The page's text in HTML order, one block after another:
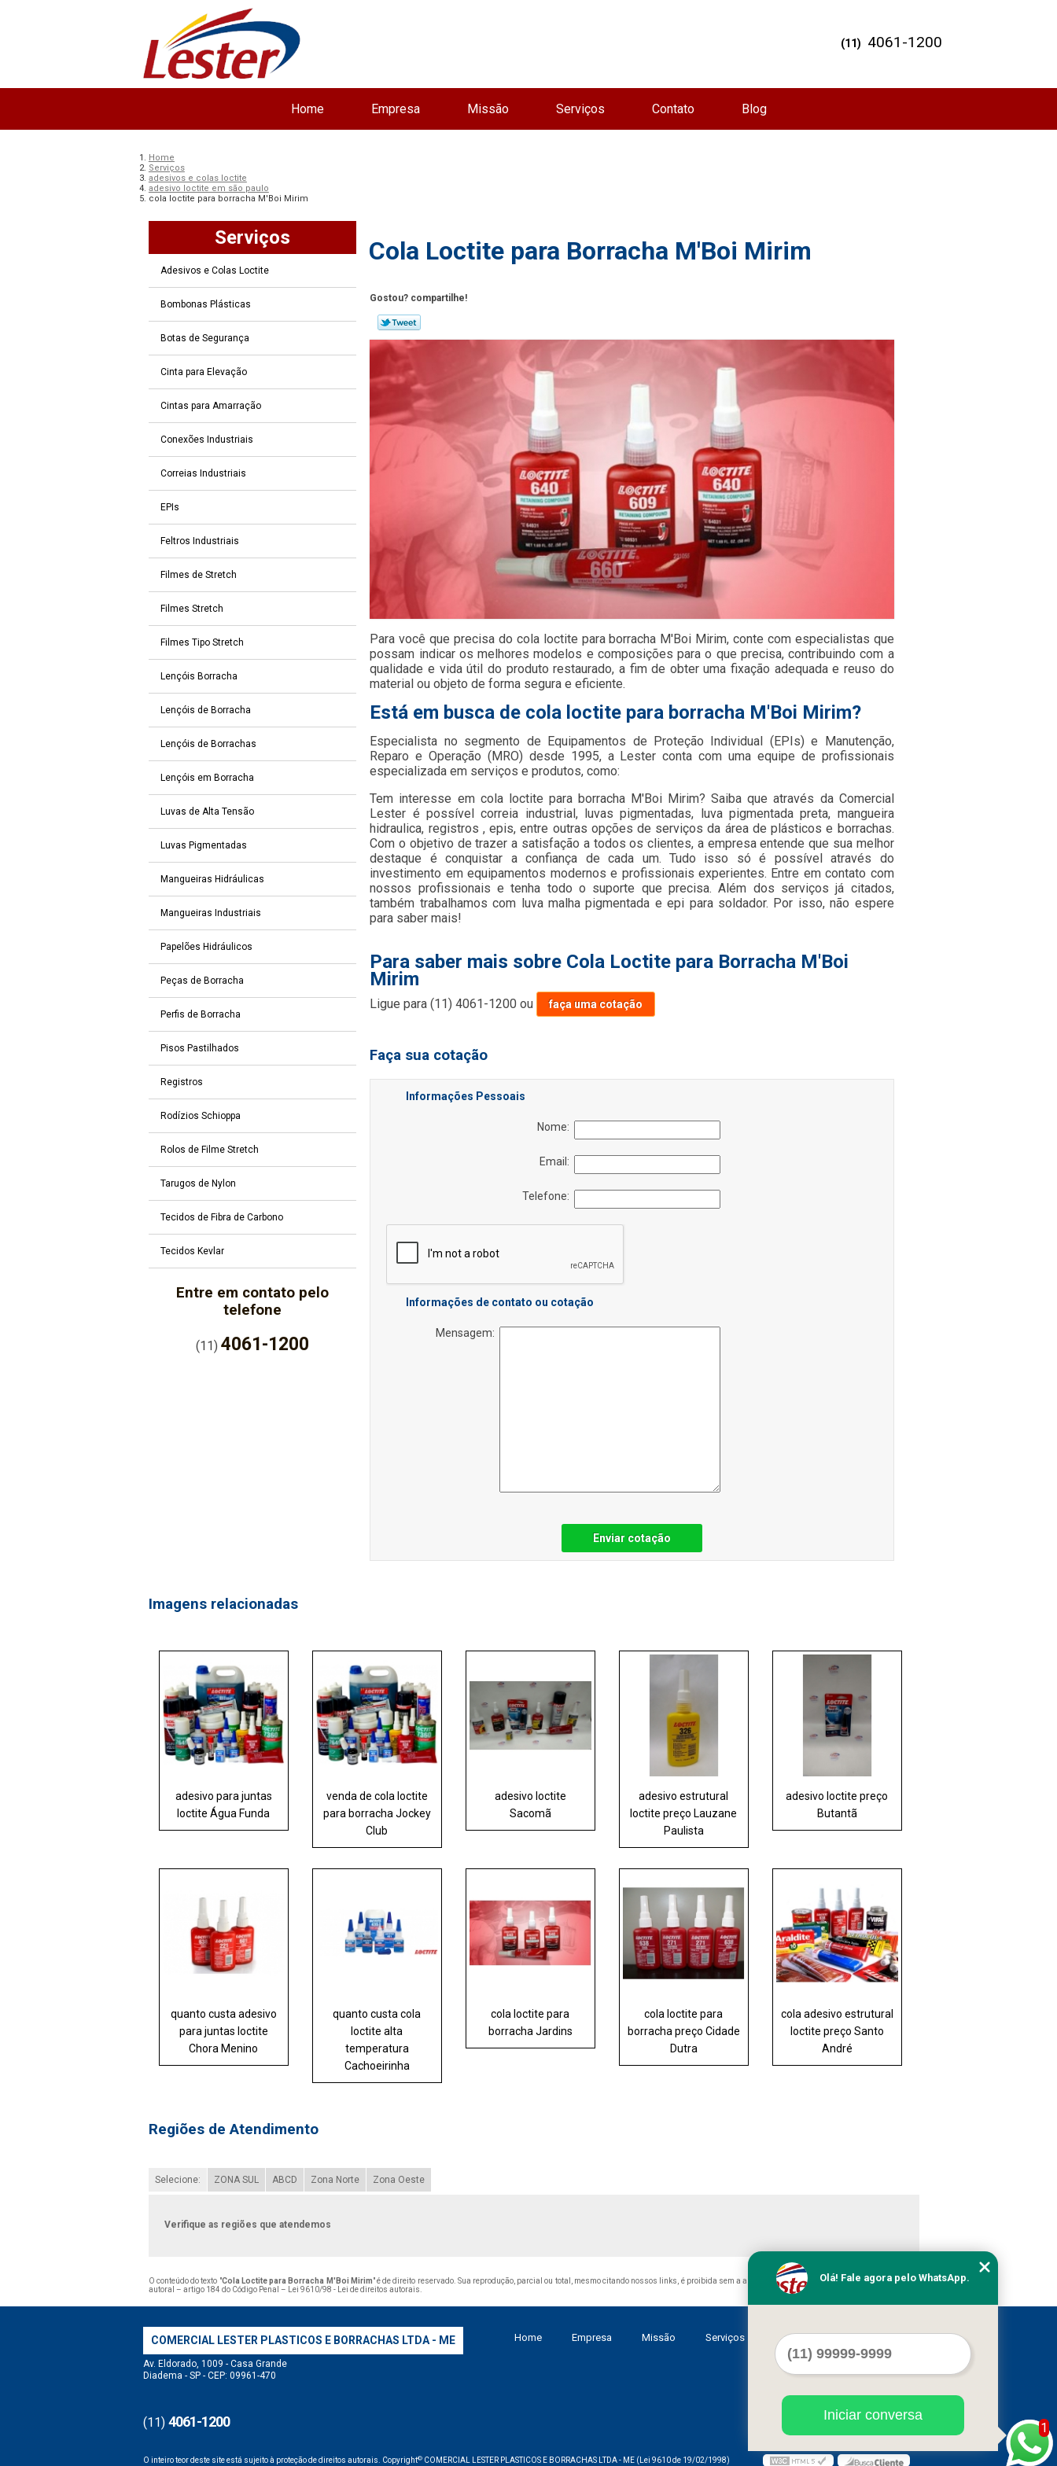
Home Empresa Missão Serviços Contato Blog
(11) 4061-1200
Home
Serviços
adesivos e colas loctite
adesivo loctite em são paulo
cola loctite para borracha M'Boi Mirim
Serviços
Adesivos e Colas Loctite
Bombonas Plásticas
Botas de Segurança
Cinta para Elevação
Cintas para Amarração
Conexões Industriais
Correias Industriais
EPIs
Feltros Industriais
Filmes de Stretch
Filmes Stretch
Filmes Tipo Stretch
Lençóis Borracha
Lençóis de Borracha
Lençóis de Borrachas
Lençóis em Borracha
Luvas de Alta Tensão
Luvas Pigmentadas
Mangueiras Hidráulicas
Mangueiras Industriais
Papelões Hidráulicos
Peças de Borracha
Perfis de Borracha
Pisos Pastilhados
Registros
Rodízios Schioppa
Rolos de Filme Stretch
Tarugos de Nylon
Tecidos de Fibra de Carbono
Tecidos Kevlar
Entre em contato pelo
telefone
(11)4061-1200
Cola Loctite para Borracha M'Boi Mirim
Gostou? compartilhe!
Para você que precisa do cola loctite para borracha M'Boi Mirim, conte com especialistas que
possam indicar os melhores modelos e composições para o que precisa, contribuindo com a
qualidade e vida útil do produto restaurado, a fim de obter uma fixação adequada e reuso do
material ou objeto de forma segura e eficiente.
Está em busca de cola loctite para borracha M'Boi Mirim?
Especialista no segmento de Equipamentos de Proteção Individual (EPIs) e Manutenção,
Reparo e Operação (MRO) desde 1995, a Lester conta com uma equipe de profissionais
especializada em serviços e produtos, como:
Tem interesse em cola loctite para borracha M'Boi Mirim? Saiba que através da Comercial
Lester é possível correia industrial, luvas pigmentadas, luva pigmentada preta, mangueira
hidraulica, registros , epis, entre outras opções de serviços da área de plásticos e borrachas.
Com o objetivo de trazer a satisfação a todos os clientes, a empresa entende que sua melhor
destaque é conquistar a confiança de cada um. Tudo isso só é possível através do
investimento em equipamentos modernos e profissionais experientes. Entre em contato com
nossos profissionais e tenha todo o suporte que precisa. Além dos serviços já citados,
também trabalhamos com luva malha pigmentada e epi para soldador. Por isso, não espere
para saber mais!
Para saber mais sobre Cola Loctite para Borracha M'Boi
Mirim
Ligue para(11) 4061-1200 ou faça uma cotação
Faça sua cotação
Informações Pessoais
Nome:
Email:
Telefone:
Informações de contato ou cotação
Mensagem:
Enviar cotação
Imagens relacionadas
adesivo para juntas
loctite Água Funda
venda de cola loctite
para borracha Jockey
Club
adesivo loctite
Sacomã
adesivo estrutural
loctite preço Lauzane
Paulista
adesivo loctite preço
Butantã
quanto custa adesivo
para juntas loctite
Chora Menino
quanto custa cola
loctite alta
temperatura
Cachoeirinha
cola loctite para
borracha Jardins
cola loctite para
borracha preço Cidade
Dutra
cola adesivo estrutural
loctite preço Santo
André
Regiões de Atendimento
Selecione: ZONA SUL ABCD Zona Norte Zona Oeste
Verifique as regiões que atendemos
O conteúdo do texto "Cola Loctite para Borracha M'Boi Mirim" é de direito reservado. Sua reprodução, parcial ou total, mesmo citando nossos links, é proibida sem a autorização do autor. Crime de violação de direito
autoral – artigo 184 do Código Penal –
Lei 9610/98 - Lei de direitos autorais
COMERCIAL LESTER PLASTICOS E BORRACHAS LTDA - ME
Av. Eldorado, 1009 - Casa Grande
Diadema - SP - CEP: 09961-470
(11) 4061-1200
Home Empresa Missão Serviços Contato Mapa do site
O inteiro teor deste site está sujeito à proteção de direitos autorais. Copyright© COMERCIAL LESTER PLASTICOS E BORRACHAS LTDA - ME (Lei 9610 de 19/02/1998)
1
Olá! Fale agora pelo WhatsApp.
Iniciar conversa